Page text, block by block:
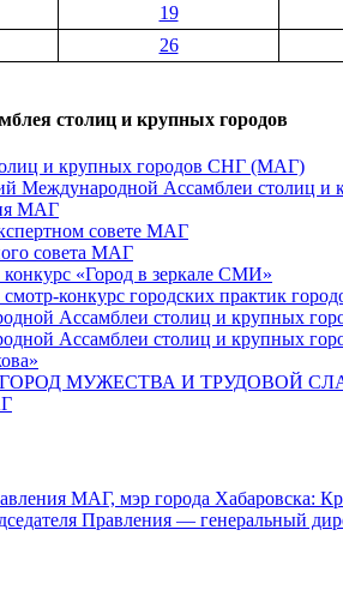
19
26
столиц и крупных городов
и крупных городов СНГ (МАГ)
Международной Ассамблеи столиц и
МАГ
совете МАГ
совета МАГ
«Город в зеркале СМИ»
конкурс городских практик
Ассамблеи столиц и крупных
Ассамблеи столиц и крупных
МУЖЕСТВА И ТРУДОВОЙ
МАГ, мэр города Хабаровска:
Правления — генеральный